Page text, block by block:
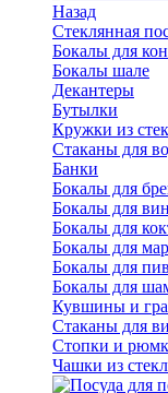
Назад
Стеклянная
Бокалы для
Бокалы шале
Декантеры
Бутылки
Кружки из
Стаканы для
Банки
Бокалы для
Бокалы для
Бокалы для
Бокалы для
Бокалы для
Бокалы для
Кувшины и
Стаканы для
Стопки и
Чашки из